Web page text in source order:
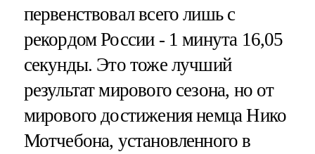
первенствовал всего лишь с
рекордом России - 1 минута 16,05
секунды. Это тоже лучший
результат мирового сезона, но от
мирового достижения немца Нико
Мотчебона, установленного в